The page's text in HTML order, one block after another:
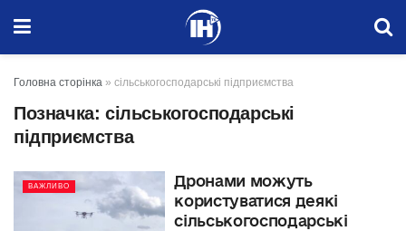
Головна сторінка » сільськогосподарські підприємства
Позначка: сільськогосподарські
підприємства
ВАЖЛИВО
Дронами можуть
користуватися деякі
сільськогосподарські